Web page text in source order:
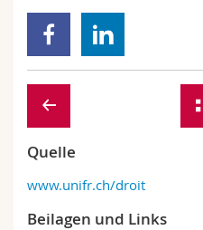
Quelle
www.unifr.ch/droit
Beilagen und Links